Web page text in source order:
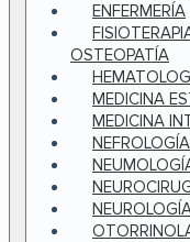
ENFERMERÍA
OSTEOPATÍA
MEDICINA
MEDICINA
NEFROLOGÍA